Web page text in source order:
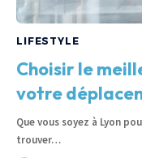
LIFESTYLE
Choisir le
votre
Que vous soyez à Lyon
trouver…